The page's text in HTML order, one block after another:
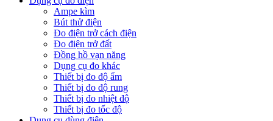
Ampe kìm
Bút thử điện
Đo điện trở cách điện
Đo điện trở đất
Đồng hồ vạn năng
Dụng cụ đo khác
Thiết bị đo độ ẩm
Thiết bị đo độ rung
Thiết bị đo nhiệt độ
Thiết bị đo tốc độ